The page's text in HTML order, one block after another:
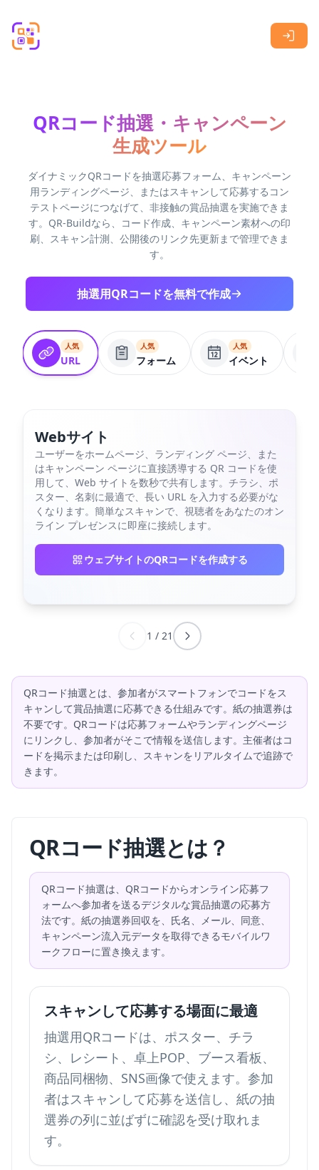
QRコード抽選・キャンペーン
生成ツール
ダイナミックQRコードを抽選応募フォーム、キャンペーン
用ランディングページ、またはスキャンして応募するコン
テストページにつなげて、非接触の賞品抽選を実施できま
す。QR-Buildなら、コード作成、キャンペーン素材への印
刷、スキャン計測、公開後のリンク先更新まで管理できま
す。
抽選用QRコードを無料で作成
人気
URL
人気
フォーム
人気
イベント
Webサイト
ユーザーをホームページ、ランディング ページ、また
はキャンペーン ページに直接誘導する QR コードを使
用して、Web サイトを数秒で共有します。チラシ、ポ
スター、名刺に最適で、長い URL を入力する必要がな
くなります。簡単なスキャンで、視聴者をあなたのオン
ライン プレゼンスに即座に接続します。
ウェブサイトのQRコードを作成する
1 / 21
QRコード抽選とは、参加者がスマートフォンでコードをス
キャンして賞品抽選に応募できる仕組みです。紙の抽選券は
不要です。QRコードは応募フォームやランディングページ
にリンクし、参加者がそこで情報を送信します。主催者はコ
ードを掲示または印刷し、スキャンをリアルタイムで追跡で
きます。
QRコード抽選とは？
QRコード抽選は、QRコードからオンライン応募フ
ォームへ参加者を送るデジタルな賞品抽選の応募方
法です。紙の抽選券回収を、氏名、メール、同意、
キャンペーン流入元データを取得できるモバイルワ
ークフローに置き換えます。
スキャンして応募する場面に最適
抽選用QRコードは、ポスター、チラ
シ、レシート、卓上POP、ブース看板、
商品同梱物、SNS画像で使えます。参加
者はスキャンして応募を送信し、紙の抽
選券の列に並ばずに確認を受け取れま
す。